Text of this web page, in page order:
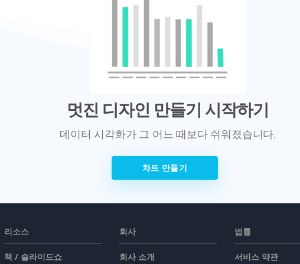
멋진 디자인 만들기 시작하기
데이터 시각화가 그 어느 때보다 쉬워졌습니다.
차트 만들기
리소스
책 / 슬라이드쇼
회사
회사 소개
법률
서비스 약관